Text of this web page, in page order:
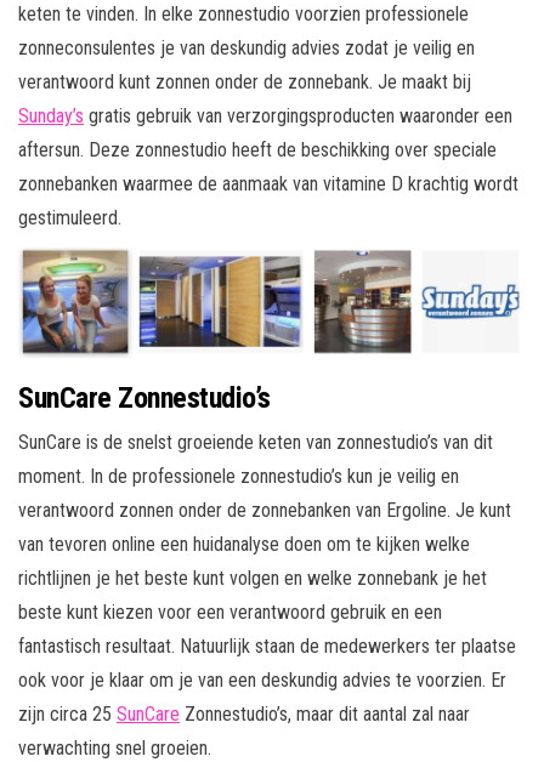
keten te vinden. In elke zonnestudio voorzien professionele
zonneconsulentes je van deskundig advies zodat je veilig en
verantwoord kunt zonnen onder de zonnebank. Je maakt bij
Sunday’s gratis gebruik van verzorgingsproducten waaronder een
aftersun. Deze zonnestudio heeft de beschikking over speciale
zonnebanken waarmee de aanmaak van vitamine D krachtig wordt
gestimuleerd.
SunCare Zonnestudio’s
SunCare is de snelst groeiende keten van zonnestudio’s van dit
moment. In de professionele zonnestudio’s kun je veilig en
verantwoord zonnen onder de zonnebanken van Ergoline. Je kunt
van tevoren online een huidanalyse doen om te kijken welke
richtlijnen je het beste kunt volgen en welke zonnebank je het
beste kunt kiezen voor een verantwoord gebruik en een
fantastisch resultaat. Natuurlijk staan de medewerkers ter plaatse
ook voor je klaar om je van een deskundig advies te voorzien. Er
zijn circa 25 SunCare Zonnestudio’s, maar dit aantal zal naar
verwachting snel groeien.